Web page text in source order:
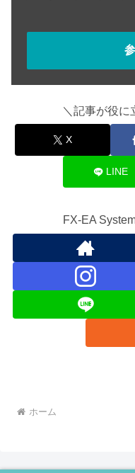
＼記事が役に
X
LINE
FX-EA
ホーム